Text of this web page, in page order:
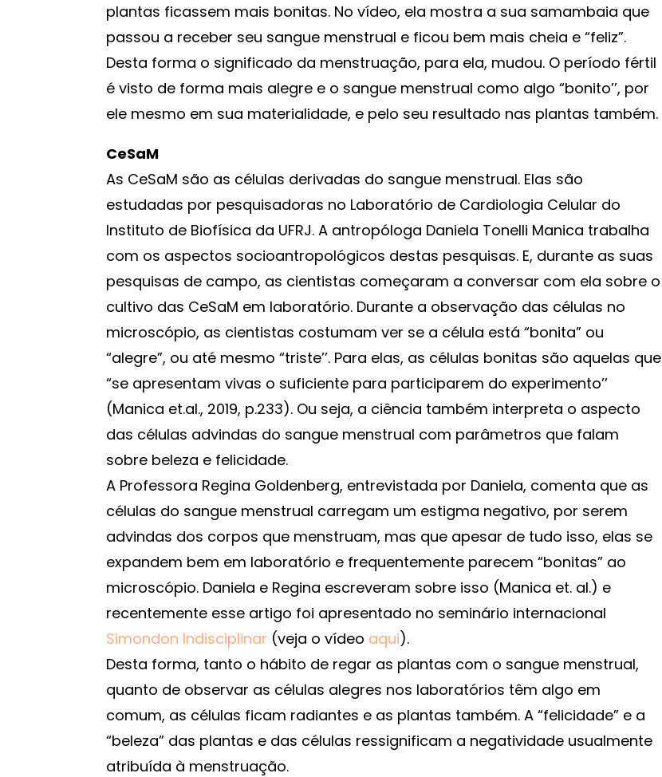
plantas ficassem mais bonitas. No vídeo, ela mostra a sua samambaia que
passou a receber seu sangue menstrual e ficou bem mais cheia e “feliz”.
Desta forma o significado da menstruação, para ela, mudou. O período fértil
é visto de forma mais alegre e o sangue menstrual como algo “bonito’’, por
ele mesmo em sua materialidade, e pelo seu resultado nas plantas também.
CeSaM
As CeSaM são as células derivadas do sangue menstrual. Elas são
estudadas por pesquisadoras no Laboratório de Cardiologia Celular do
Instituto de Biofísica da UFRJ. A antropóloga Daniela Tonelli Manica trabalha
com os aspectos socioantropológicos destas pesquisas. E, durante as suas
pesquisas de campo, as cientistas começaram a conversar com ela sobre o
cultivo das CeSaM em laboratório. Durante a observação das células no
microscópio, as cientistas costumam ver se a célula está “bonita” ou
“alegre”, ou até mesmo “triste’’. Para elas, as células bonitas são aquelas que
“se apresentam vivas o suficiente para participarem do experimento’’
(Manica et.al., 2019, p.233). Ou seja, a ciência também interpreta o aspecto
das células advindas do sangue menstrual com parâmetros que falam
sobre beleza e felicidade.
A Professora Regina Goldenberg, entrevistada por Daniela, comenta que as
células do sangue menstrual carregam um estigma negativo, por serem
advindas dos corpos que menstruam, mas que apesar de tudo isso, elas se
expandem bem em laboratório e frequentemente parecem “bonitas” ao
microscópio. Daniela e Regina escreveram sobre isso (Manica et. al.) e
recentemente esse artigo foi apresentado no seminário internacional
Simondon Indisciplinar (veja o vídeo aqui).
Desta forma, tanto o hábito de regar as plantas com o sangue menstrual,
quanto de observar as células alegres nos laboratórios têm algo em
comum, as células ficam radiantes e as plantas também. A “felicidade” e a
“beleza” das plantas e das células ressignificam a negatividade usualmente
atribuída à menstruação.